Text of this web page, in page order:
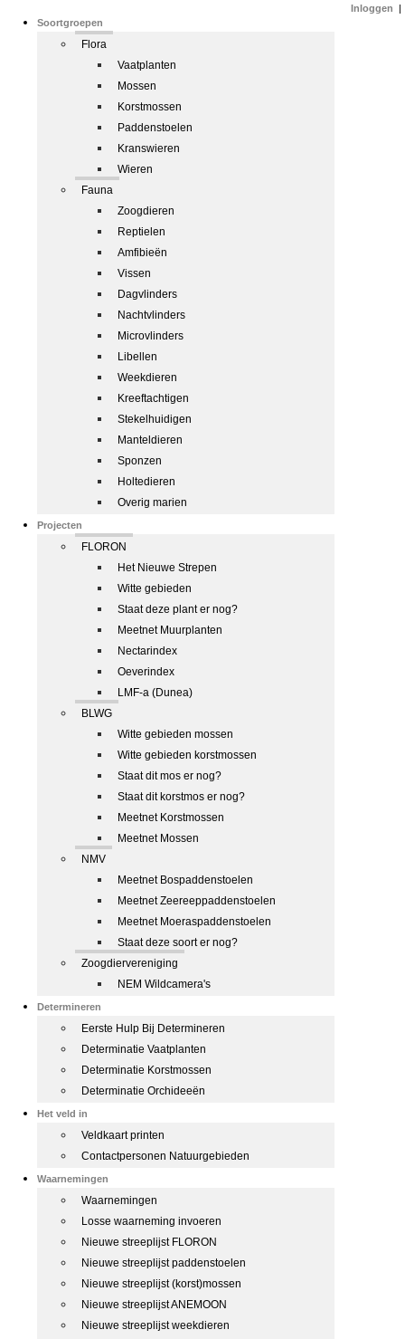
Soortgroepen
Flora
Vaatplanten
Mossen
Korstmossen
Paddenstoelen
Kranswieren
Wieren
Fauna
Zoogdieren
Reptielen
Amfibieën
Vissen
Dagvlinders
Nachtvlinders
Microvlinders
Libellen
Weekdieren
Kreeftachtigen
Stekelhuidigen
Manteldieren
Sponzen
Holtedieren
Overig marien
Projecten
FLORON
Het Nieuwe Strepen
Witte gebieden
Staat deze plant er nog?
Meetnet Muurplanten
Nectarindex
Oeverindex
LMF-a (Dunea)
BLWG
Witte gebieden mossen
Witte gebieden korstmossen
Staat dit mos er nog?
Staat dit korstmos er nog?
Meetnet Korstmossen
Meetnet Mossen
NMV
Meetnet Bospaddenstoelen
Meetnet Zeereeppaddenstoelen
Meetnet Moeraspaddenstoelen
Staat deze soort er nog?
Zoogdiervereniging
NEM Wildcamera's
Determineren
Eerste Hulp Bij Determineren
Determinatie Vaatplanten
Determinatie Korstmossen
Determinatie Orchideeën
Het veld in
Veldkaart printen
Contactpersonen Natuurgebieden
Waarnemingen
Waarnemingen
Losse waarneming invoeren
Nieuwe streeplijst FLORON
Nieuwe streeplijst paddenstoelen
Nieuwe streeplijst (korst)mossen
Nieuwe streeplijst ANEMOON
Nieuwe streeplijst weekdieren
Inloggen |